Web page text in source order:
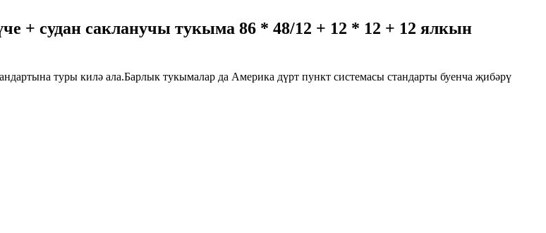
+ судан сакланучы тукыма 86 * 48/12 + 12 * 12 + 12 ялкын
туры килә ала.Барлык тукымалар да Америка дүрт пункт системасы стандарты буенча җибәрү